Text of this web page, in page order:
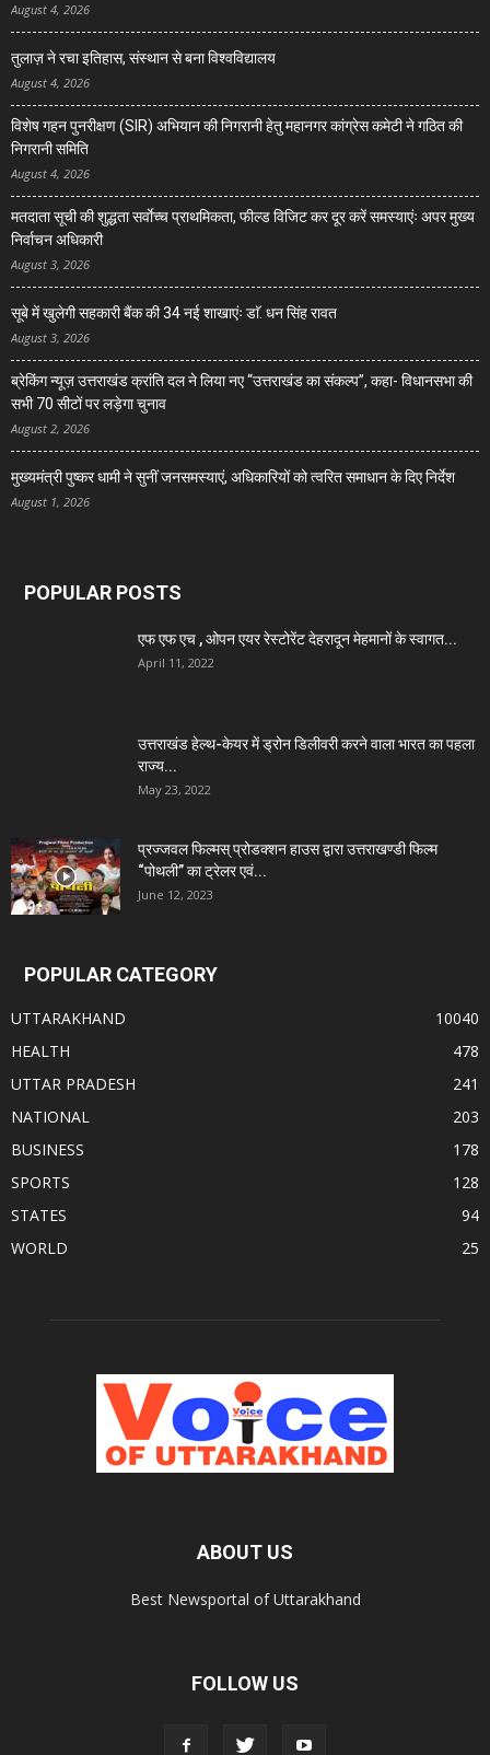
August 4, 2026
तुलाज़ ने रचा इतिहास, संस्थान से बना विश्वविद्यालय
August 4, 2026
विशेष गहन पुनरीक्षण (SIR) अभियान की निगरानी हेतु महानगर कांग्रेस कमेटी ने गठित की
निगरानी समिति
August 4, 2026
मतदाता सूची की शुद्धता सर्वाेच्च प्राथमिकता, फील्ड विजिट कर दूर करें समस्याएंः अपर मुख्य
निर्वाचन अधिकारी
August 3, 2026
सूबे में खुलेगी सहकारी बैंक की 34 नई शाखाएंः डाॅ. धन सिंह रावत
August 3, 2026
ब्रेकिंग न्यूज़ उत्तराखंड क्रांति दल ने लिया नए “उत्तराखंड का संकल्प”, कहा- विधानसभा की
सभी 70 सीटों पर लड़ेगा चुनाव
August 2, 2026
मुख्यमंत्री पुष्कर धामी ने सुनीं जनसमस्याएं, अधिकारियों को त्वरित समाधान के दिए निर्देश
August 1, 2026
POPULAR POSTS
एफ एफ एच , ओपन एयर रेस्टोरेंट देहरादून मेहमानों के स्वागत...
April 11, 2022
उत्तराखंड हेल्थ-केयर में ड्रोन डिलीवरी करने वाला भारत का पहला
राज्य...
May 23, 2022
प्रज्जवल फिल्मस् प्रोडक्शन हाउस द्वारा उत्तराखण्डी फिल्म
“पोथली” का ट्रेलर एवं...
June 12, 2023
POPULAR CATEGORY
UTTARAKHAND
10040
HEALTH
478
UTTAR PRADESH
241
NATIONAL
203
BUSINESS
178
SPORTS
128
STATES
94
WORLD
25
ABOUT US
Best Newsportal of Uttarakhand
FOLLOW US